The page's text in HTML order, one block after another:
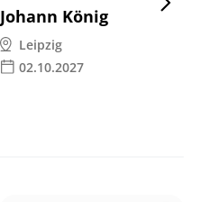
Johann König
Leipzig
02.10.2027